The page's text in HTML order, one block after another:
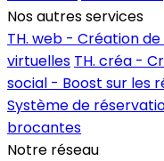
Nos autres services
TH. web - Création
virtuelles TH. créa -
social - Boost sur les
Système de
brocantes
Notre réseau